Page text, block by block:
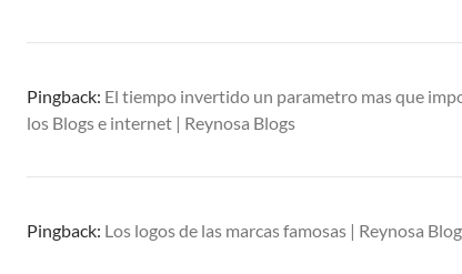
Pingback: El tiempo invertido un parametro mas que
los Blogs e internet | Reynosa Blogs
Pingback: Los logos de las marcas famosas | Reynosa